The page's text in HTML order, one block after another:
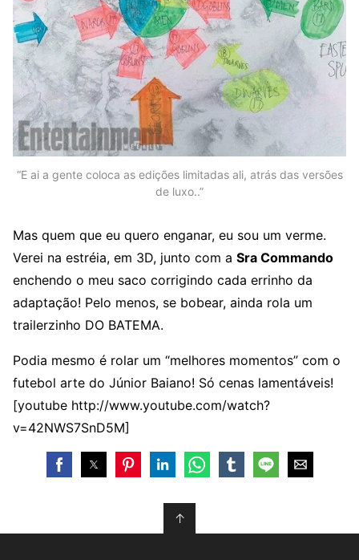
“E ai a gente coloca as edições limitadas ali, atrás das versões
de luxo..”
Mas quem que eu quero enganar, eu sou um verme.
Verei na estréia, em 3D, junto com a Sra Commando
enchendo o meu saco corrigindo cada errinho da
adaptação! Pelo menos, se bobear, ainda rola um
trailerzinho DO BATEMA.
Podia mesmo é rolar um “melhores momentos” com o
futebol arte do Júnior Baiano! Só cenas lamentáveis!
[youtube http://www.youtube.com/watch?
v=42NWS7SnD5M]
↑